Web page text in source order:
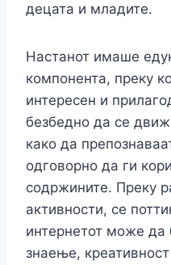
децата и младите.
Настанот имаше
компонента, преку
интересен и
безбедно да се
како да
одговорно да ги
содржините. Преку
активности, се
интернетот може да
знаење,